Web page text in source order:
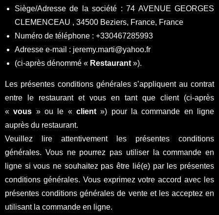
Siège/Adresse de la société : 74 AVENUE GEORGES
CLEMENCEAU , 34500 Beziers, France, France
Numéro de téléphone : +330467285993
Adresse e-mail : jeremy.marti@yahoo.fr
(ci-après dénommé « Restaurant »).
Les présentes conditions générales s’appliquent au contrat
entre le restaurant et vous en tant que client (ci-après
«vous » ou le «client ») pour la commande en ligne
auprès du restaurant.
Veuillez lire attentivement les présentes conditions
générales. Vous ne pourrez pas utiliser la commande en
ligne si vous ne souhaitez pas être lié(e) par les présentes
conditions générales. Vous exprimez votre accord avec les
présentes conditions générales de vente et les acceptez en
utilisant la commande en ligne.